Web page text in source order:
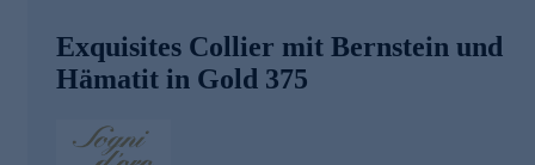
Exquisites Collier mit Bernstein und
Hämatit in Gold 375